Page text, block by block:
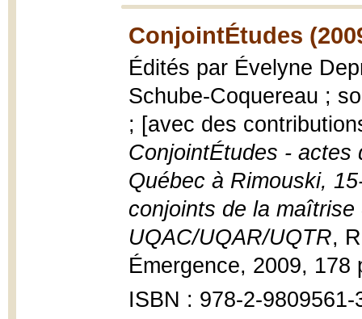
ConjointÉtudes
Édités par Évelyne
Schube-Coquereau ;
; [avec des
ConjointÉtudes - actes
Québec à Rimouski,
conjoints de la
UQAC/UQAR/UQTR,
Émergence, 2009, 178
ISBN : 978-2-9809561-